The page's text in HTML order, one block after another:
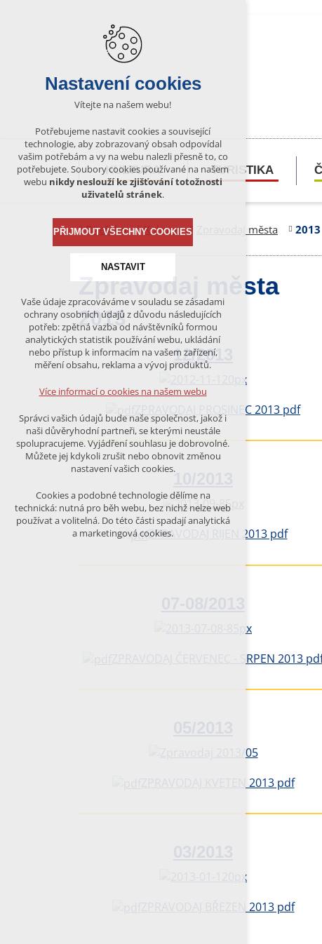
KULTURA TURISTIKA
Bítešsko Kultura Zpravodaj města 2013
Zpravodaj města
2013
12/2013
ZPRAVODAJ PROSINEC 2013 pdf
ZPRAVODAJ RIJEN 2013 pdf
ZPRAVODAJ ČERVENEC - SRPEN 2013
ZPRAVODAJ KVETEN 2013 pdf
ZPRAVODAJ BŘEZEN 2013 pdf
Nastavení cookies
Vítejte na našem webu!
Potřebujeme nastavit cookies a související
technologie, aby zobrazovaný obsah odpovídal
vašim potřebám a vy na webu nalezli přesně to, co
potřebujete. Soubory cookies používané na našem
webu nikdy neslouží ke zjišťování totožnosti
uživatelů stránek.
PŘIJMOUT VŠECHNY COOKIES
NASTAVIT
Technická cookies
nutná pro provozování webu
udržení kontextu stránek (session):
případná přihlášení, volby jazyka, apod.
analytická pro anonymizované
vyhodnocení návštěvnosti
marketingová cookies (Google)
Více informací o cookies na našem webu
ODMÍTNOUT VŠE
Vaše údaje zpracováváme v souladu se zásadami
ochrany osobních údajů z důvodu následujících
potřeb: zpětná vazba od návštěvníků formou
analytických statistik používání webu, ukládání
nebo přístup k informacím na vašem zařízení,
měření obsahu, reklama a vývoj produktů.
Více informací o cookies na našem webu
Správci vašich údajů bude naše společnost, jakož i
naši důvěryhodní partneři, se kterými neustále
spolupracujeme. Vyjádření souhlasu je dobrovolné.
Můžete jej kdykoli zrušit nebo obnovit změnou
nastavení vašich cookies.
Cookies a podobné technologie dělíme na
technická: nutná pro běh webu, bez nichž nelze web
používat a volitelná. Do této části spadají analytická
a marketingová cookies.